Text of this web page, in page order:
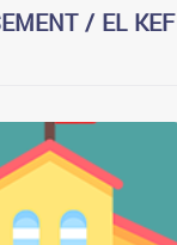
/ EL KEF